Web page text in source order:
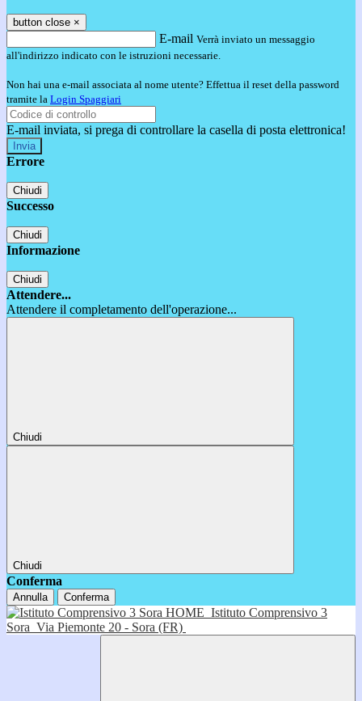
button close ×
E-mail Verrà inviato un messaggio
all'indirizzo indicato con le istruzioni necessarie.
Non hai una e-mail associata al nome utente? Effettua il reset della password
tramite la Login Spaggiari
E-mail inviata, si prega di controllare la casella di posta elettronica!
Errore
Chiudi
Successo
Chiudi
Informazione
Chiudi
Attendere...
Attendere il completamento dell'operazione...
Chiudi
Chiudi
Conferma
Annulla Conferma
HOME Istituto Comprensivo 3
Sora Via Piemonte 20 - Sora (FR)